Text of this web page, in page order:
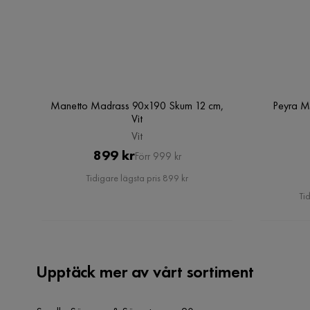
Manetto Madrass 90x190 Skum 12 cm,
Vit
Vit
Pris
899 krOriginal
Pris
Förr 999 kr
Tidigare lägsta pris 899 kr
Peyra
Upptäck mer av vårt sortiment